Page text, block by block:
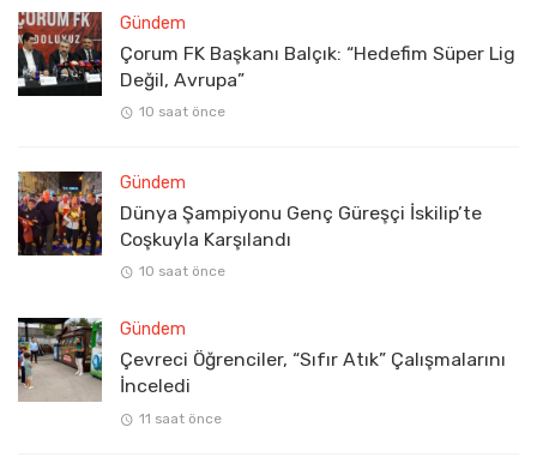
Gündem
Çorum FK Başkanı Balçık: “Hedefim Süper Lig
Değil, Avrupa”
10 saat önce
Gündem
Dünya Şampiyonu Genç Güreşçi İskilip’te
Coşkuyla Karşılandı
10 saat önce
Gündem
Çevreci Öğrenciler, “Sıfır Atık” Çalışmalarını
İnceledi
11 saat önce